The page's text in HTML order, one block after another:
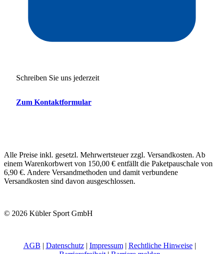
Schreiben Sie uns jederzeit
Zum Kontaktformular
Alle Preise inkl. gesetzl. Mehrwertsteuer zzgl. Versandkosten. Ab
einem Warenkorbwert von 150,00 € entfällt die Paketpauschale von
6,90 €. Andere Versandmethoden und damit verbundene
Versandkosten sind davon ausgeschlossen.
© 2026 Kübler Sport GmbH
AGB | Datenschutz| Impressum| Rechtliche Hinweise|